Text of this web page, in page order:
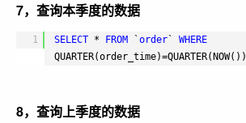
7，查询本季度的数据
1 SELECT * FROM `order ` WHERE
QUARTER(order_time)=QUARTER(NOW())
8，查询上季度的数据